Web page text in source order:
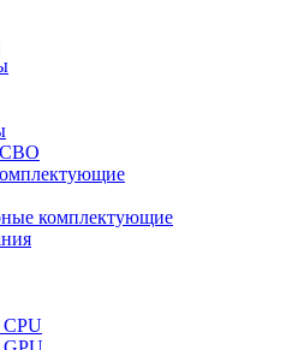
СВО
комплектующие